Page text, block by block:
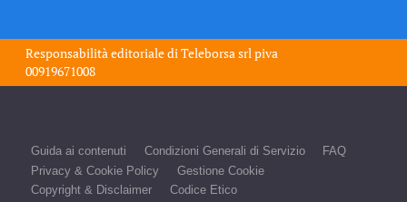
Responsabilità editoriale diTeleborsa srlpiva
00919671008
Guida ai contenuti Condizioni Generali di Servizio
FAQ
Privacy & Cookie Policy
Gestione Cookie
Copyright & Disclaimer
Codice Etico